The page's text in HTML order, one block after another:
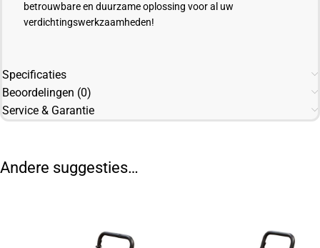
betrouwbare en duurzame oplossing voor al uw
verdichtingswerkzaamheden!
Specificaties
Beoordelingen (0)
Service & Garantie
Andere suggesties…